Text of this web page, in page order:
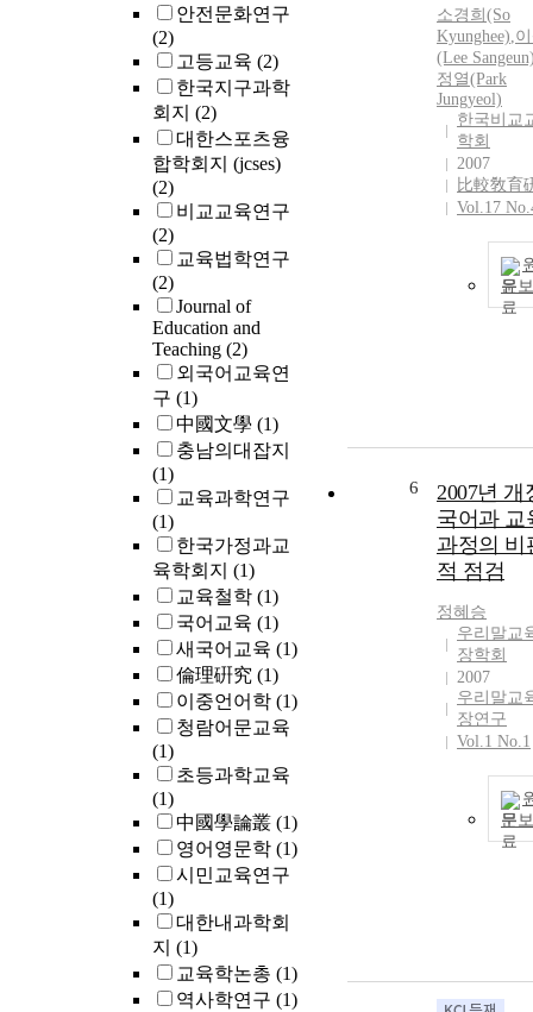
안전문화연구
(2)
고등교육 (2)
한국지구과학
회지 (2)
대한스포츠융
합학회지 (jcses)
(2)
비교교육연구
(2)
교육법학연구
(2)
Journal of
Education and
Teaching (2)
외국어교육연
구 (1)
中國文學 (1)
충남의대잡지
(1)
교육과학연구
(1)
한국가정과교
육학회지 (1)
교육철학 (1)
국어교육 (1)
새국어교육 (1)
倫理硏究 (1)
이중언어학 (1)
청람어문교육
(1)
초등과학교육
(1)
中國學論叢 (1)
영어영문학 (1)
시민교육연구
(1)
대한내과학회
지 (1)
교육학논총 (1)
역사학연구 (1)
소경희(So
Kyunghee),
(Lee
정열(Park
Jungyeol)
한국비교
학회
2007
比較敎育
Vol.17
문
6
2007년 개
국어과 교
과정의 비
적 점검
정혜승
우리말교
장학회
2007
우리말교
장연구
Vol.1 No.1
문